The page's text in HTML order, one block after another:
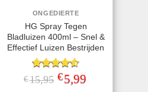
ONGEDIERTE
HG Spray Tegen
Bladluizen 400ml – Snel &
Effectief Luizen Bestrijden
Gewaardeerd
4.56 uit 5
€15,95 Oorspronkelijke
prijs
€5,99